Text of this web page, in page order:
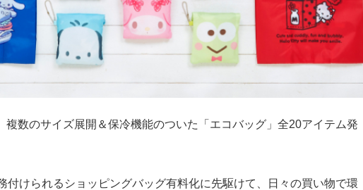
複数のサイズ展開＆保冷機能のついた「エコバッグ」全20アイテム発
付けられるショッピングバッグ有料化に先駆けて、日々の買い物で環